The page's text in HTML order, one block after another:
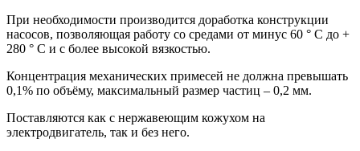
При необходимости производится доработка конструкции
насосов, позволяющая работу со средами от минус 60 ° С до +
280 ° С и с более высокой вязкостью.
Концентрация механических примесей не должна превышать
0,1% по объёму, максимальный размер частиц – 0,2 мм.
Поставляются как с нержавеющим кожухом на
электродвигатель, так и без него.